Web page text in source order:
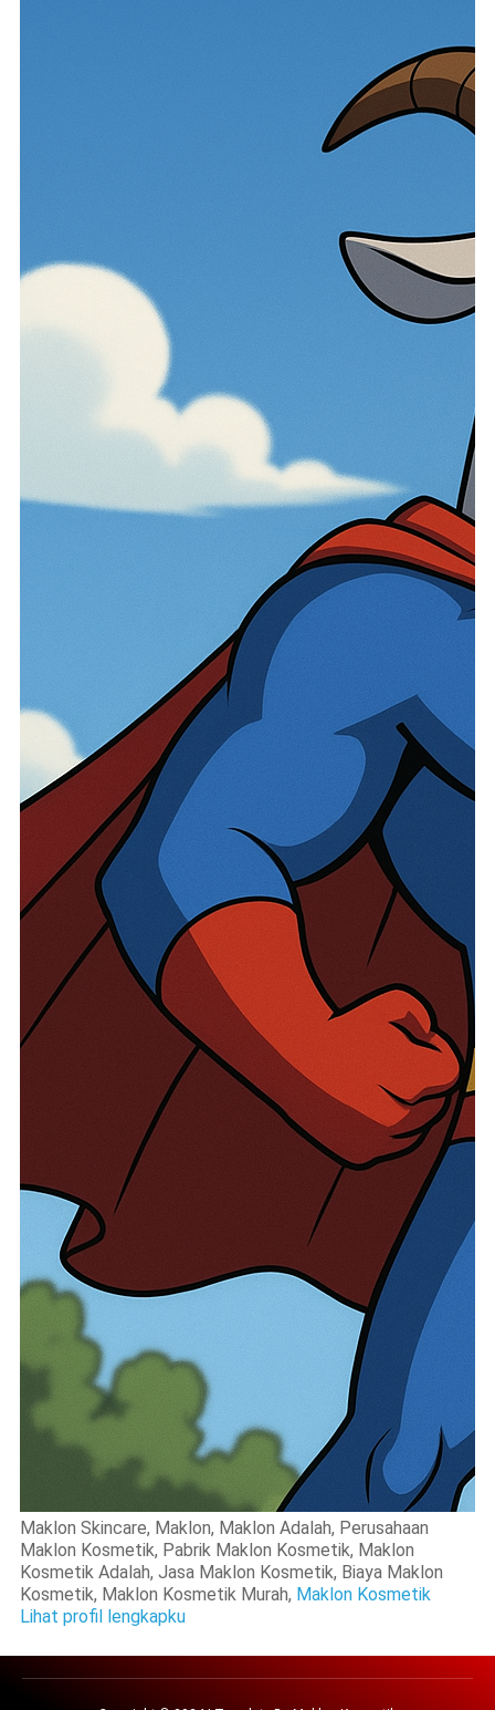
Maklon Skincare, Maklon, Maklon Adalah, Perusahaan
Maklon Kosmetik, Pabrik Maklon Kosmetik, Maklon
Kosmetik Adalah, Jasa Maklon Kosmetik, Biaya Maklon
Kosmetik, Maklon Kosmetik Murah, Maklon Kosmetik
Lihat profil lengkapku